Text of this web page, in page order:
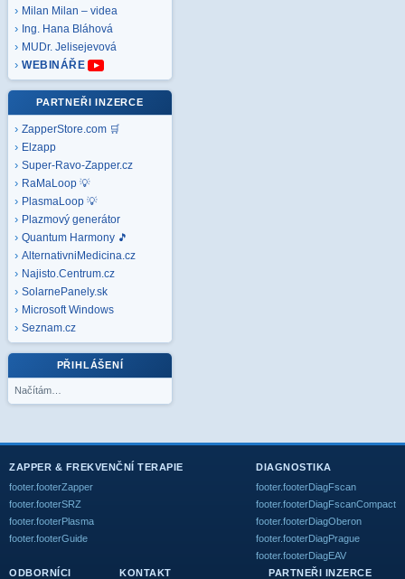
Milan Milan – videa
Ing. Hana Bláhová
MUDr. Jelisejevová
WEBINÁŘE
PARTNEŘI INZERCE
ZapperStore.com 🛒
Elzapp
Super-Ravo-Zapper.cz
RaMaLoop 💡
PlasmaLoop 💡
Plazmový generátor
Quantum Harmony 🎵
AlternativniMedicina.cz
Najisto.Centrum.cz
SolarnePanely.sk
Microsoft Windows
Seznam.cz
PŘIHLÁŠENÍ
Načítám…
ZAPPER & FREKVENČNÍ TERAPIE
footer.footerZapper
footer.footerSRZ
footer.footerPlasma
footer.footerGuide
DIAGNOSTIKA
footer.footerDiagFscan
footer.footerDiagFscanCompact
footer.footerDiagOberon
footer.footerDiagPrague
footer.footerDiagEAV
ODBORNÍCI
KONTAKT PARTNEŘI INZERCE